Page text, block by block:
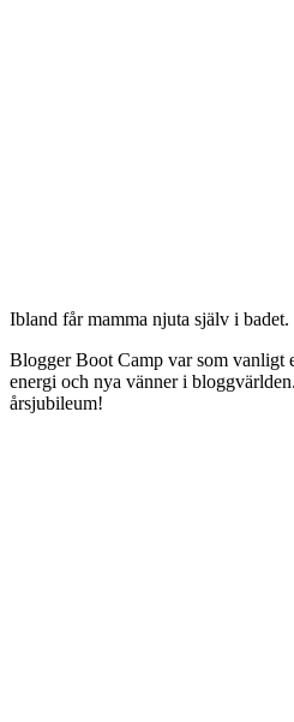
Ibland får mamma njuta själv i
Blogger Boot Camp var som vanligt
energi och nya vänner i
årsjubileum!